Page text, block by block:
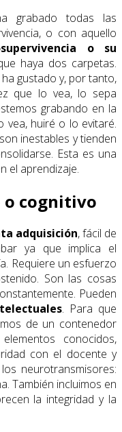
grabado todas las
o con aquello
o su
haya dos carpetas.
gustado y, por tanto,
que lo vea, lo sepa
grabando en la
vea, huiré o lo evitaré.
inestables y tienden
Esta es una
el aprendizaje.
o cognitivo
adquisición, fácil de
ya que implica el
Requiere un esfuerzo
Son las cosas
Pueden
. Para que
de un contenedor
conocidos,
con el docente y
neurotransmisores:
También incluimos en
la integridad y la